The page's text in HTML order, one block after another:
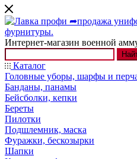
Интернет-магазин военной
Каталог
Головные уборы, шарфы и
Банданы, панамы
Бейсболки, кепки
Береты
Пилотки
Подшлемник, маска
Фуражки, бескозырки
Шапки